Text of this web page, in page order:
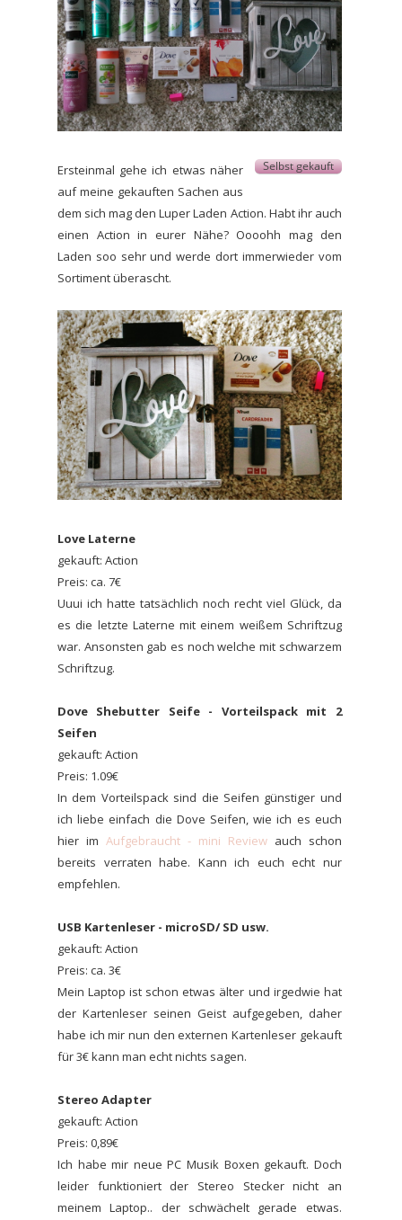
Ersteinmal gehe ich etwas näher
auf meine gekauften Sachen aus
dem sich mag den Luper Laden Action. Habt ihr auch
einen Action in eurer Nähe? Oooohh mag den
Laden soo sehr und werde dort immerwieder vom
Sortiment überascht.
Love Laterne
gekauft: Action
Preis: ca. 7€
Uuui ich hatte tatsächlich noch recht viel Glück, da
es die letzte Laterne mit einem weißem Schriftzug
war. Ansonsten gab es noch welche mit schwarzem
Schriftzug.
Dove Shebutter Seife - Vorteilspack mit 2
Seifen
gekauft: Action
Preis: 1.09€
In dem Vorteilspack sind die Seifen günstiger und
ich liebe einfach die Dove Seifen, wie ich es euch
hier im Aufgebraucht - mini Review auch schon
bereits verraten habe. Kann ich euch echt nur
empfehlen.
USB Kartenleser - microSD/ SD usw.
gekauft: Action
Preis: ca. 3€
Mein Laptop ist schon etwas älter und irgedwie hat
der Kartenleser seinen Geist aufgegeben, daher
habe ich mir nun den externen Kartenleser gekauft
für 3€ kann man echt nichts sagen.
Stereo Adapter
gekauft: Action
Preis: 0,89€
Ich habe mir neue PC Musik Boxen gekauft. Doch
leider funktioniert der Stereo Stecker nicht an
meinem Laptop.. der schwächelt gerade etwas.